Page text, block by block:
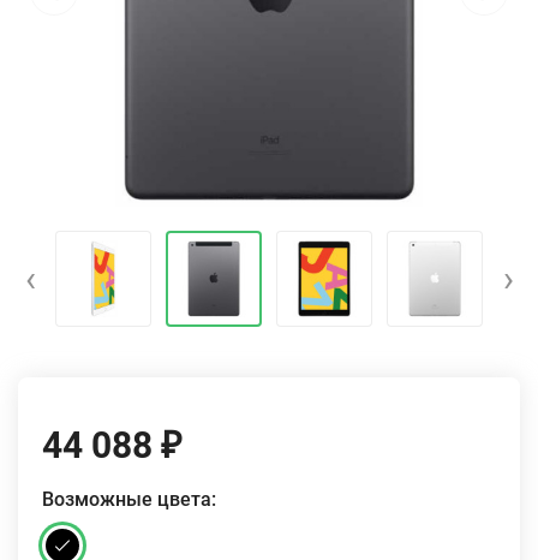
‹ ›
44 088 ₽
Возможные цвета: